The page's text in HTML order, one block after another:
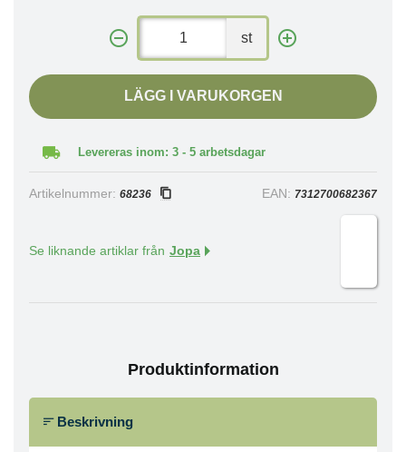
st
LÄGG I VARUKORGEN
Levereras inom: 3 - 5 arbetsdagar
Artikelnummer: 68236 EAN: 7312700682367
Se liknande artiklar från Jopa
Produktinformation
Beskrivning